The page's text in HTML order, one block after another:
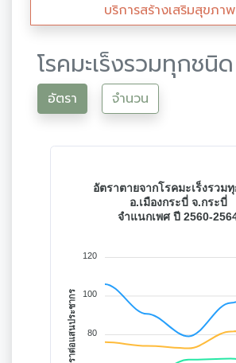
บริการสร้างเสริมสุขภาพ
โรคมะเร็งรวมทุกชนิด
อัตรา จำนวน